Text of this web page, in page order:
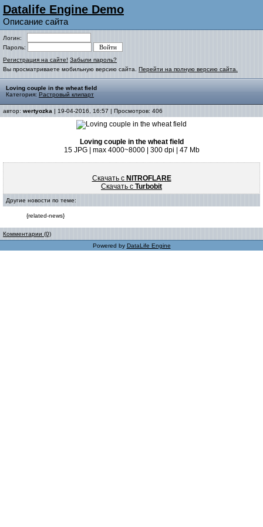
Datalife Engine Demo
Описание сайта
Логин:
Пароль:
Регистрация на сайте! Забыли пароль?
Вы просматриваете мобильную версию сайта. Перейти на полную версию сайта.
Loving couple in the wheat field
Категория: Растровый клипарт
автор: wertyozka | 19-04-2016, 16:57 | Просмотров: 406
Loving couple in the wheat field
15 JPG | max 4000~8000 | 300 dpi | 47 Mb
Скачать с NITROFLARE
Скачать с Turbobit
Другие новости по теме:
{related-news}
Комментарии (0)
Powered by DataLife Engine